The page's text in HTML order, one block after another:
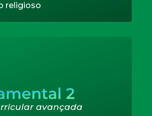
religioso
avançada